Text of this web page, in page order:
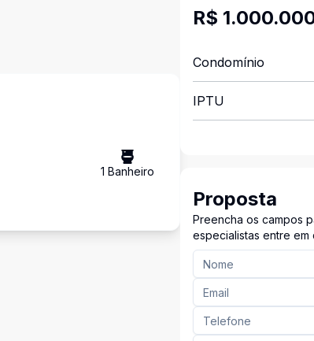
1 Banheiro
R$
Condomínio
IPTU
Proposta
Preencha os campos
especialistas entre em